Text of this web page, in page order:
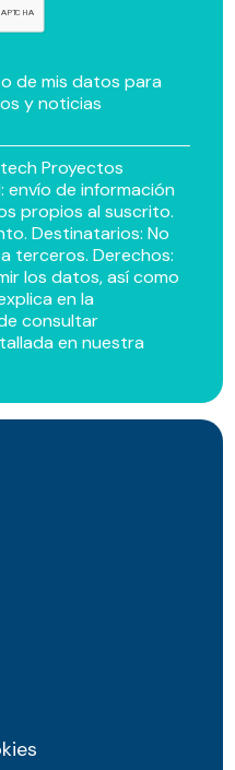
de mis datos para
y noticias
Proyectos
envío de información
propios al suscrito.
Destinatarios: No
terceros. Derechos:
los datos, así como
en la
consultar
en nuestra